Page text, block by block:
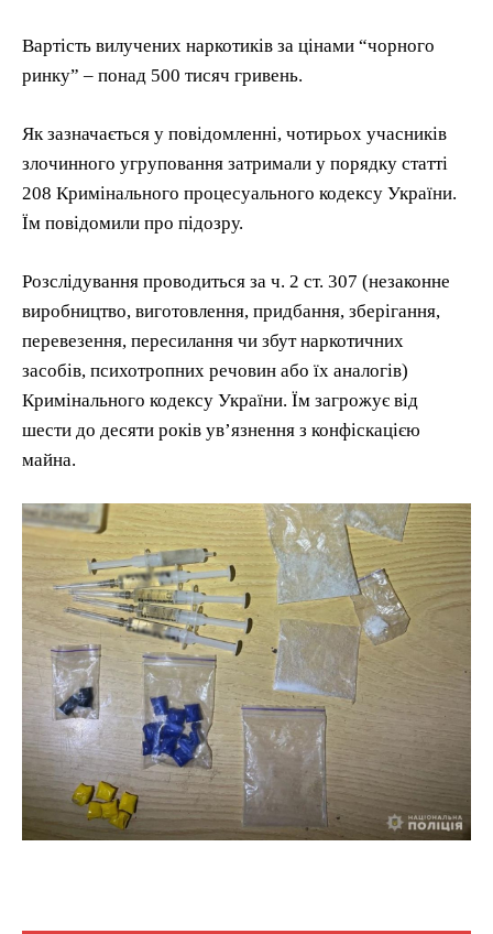
Вартість вилучених наркотиків за цінами “чорного
ринку” – понад 500 тисяч гривень.
Як зазначається у повідомленні, чотирьох учасників
злочинного угруповання затримали у порядку статті
208 Кримінального процесуального кодексу України.
Їм повідомили про підозру.
Розслідування проводиться за ч. 2 ст. 307 (незаконне
виробництво, виготовлення, придбання, зберігання,
перевезення, пересилання чи збут наркотичних
засобів, психотропних речовин або їх аналогів)
Кримінального кодексу України. Їм загрожує від
шести до десяти років ув’язнення з конфіскацією
майна.